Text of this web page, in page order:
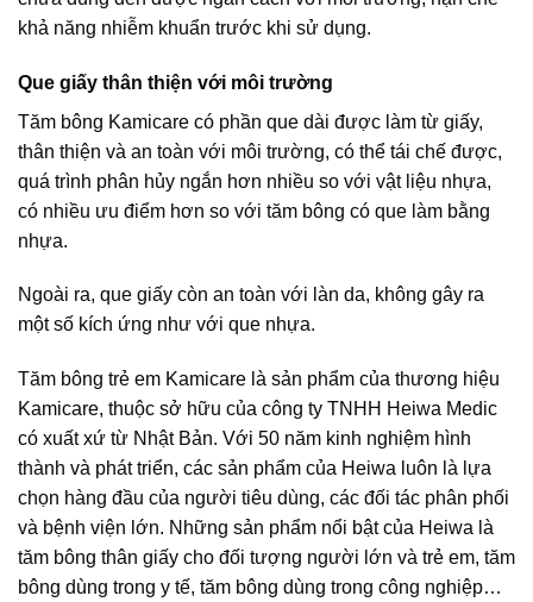
khả năng nhiễm khuẩn trước khi sử dụng.
Que giấy thân thiện với môi trường
Tăm bông Kamicare có phần que dài được làm từ giấy,
thân thiện và an toàn với môi trường, có thể tái chế được,
quá trình phân hủy ngắn hơn nhiều so với vật liệu nhựa,
có nhiều ưu điểm hơn so với tăm bông có que làm bằng
nhựa.
Ngoài ra, que giấy còn an toàn với làn da, không gây ra
một số kích ứng như với que nhựa.
Tăm bông trẻ em Kamicare là sản phẩm của thương hiệu
Kamicare, thuộc sở hữu của công ty TNHH Heiwa Medic
có xuất xứ từ Nhật Bản. Với 50 năm kinh nghiệm hình
thành và phát triển, các sản phẩm của Heiwa luôn là lựa
chọn hàng đầu của người tiêu dùng, các đối tác phân phối
và bệnh viện lớn. Những sản phẩm nổi bật của Heiwa là
tăm bông thân giấy cho đối tượng người lớn và trẻ em, tăm
bông dùng trong y tế, tăm bông dùng trong công nghiệp…